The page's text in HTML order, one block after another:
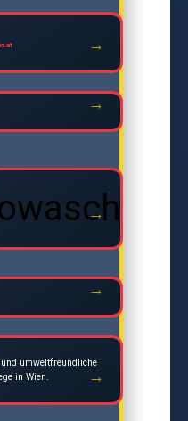
umweltfreundliche
in Wien.